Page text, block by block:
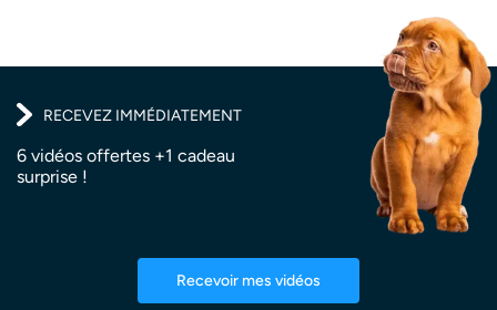
RECEVEZ IMMÉDIATEMENT
6 vidéos offertes +1 cadeau
surprise !
Recevoir mes vidéos